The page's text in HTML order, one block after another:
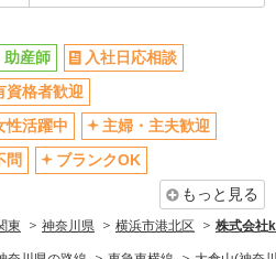
ティブなど）あり
研修制度あり
産師
助産師
入社日応相談
資格者歓迎
性活躍中
主婦・主夫歓迎
問
ブランクOK
もっと見る
東 神奈川県 横浜市港北区 株式会社